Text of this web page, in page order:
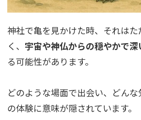
神社で亀を見かけた時、それは
く、 宇宙や神仏からの穏やかで
る可能性があります。
どのような場面で出会い、どんな
の体験に意味が隠されています。